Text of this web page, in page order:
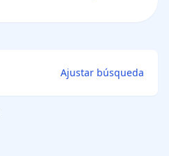
Ajustar búsqueda